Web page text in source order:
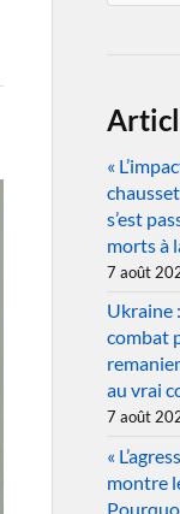
«
s’est
morts à
7 août
Ukraine
combat
au vrai
7 août
«
montre